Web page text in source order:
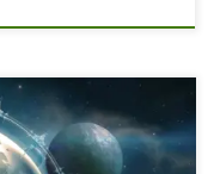
Идея создания